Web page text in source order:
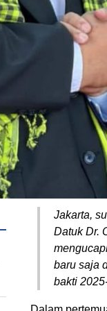
Jakarta,
Datuk Dr.
baru saja
bakti